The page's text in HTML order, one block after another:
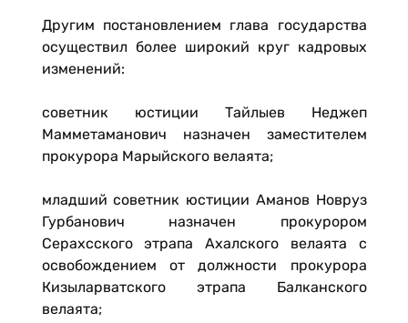
Другим постановлением глава государства
осуществил более широкий круг кадровых
изменений:
советник юстиции Тайлыев Неджеп
Мамметаманович назначен заместителем
прокурора Марыйского велаята;
младший советник юстиции Аманов Новруз
Гурбанович назначен прокурором
Серахсского этрапа Ахалского велаята с
освобождением от должности прокурора
Кизыларватского этрапа Балканского
велаята;